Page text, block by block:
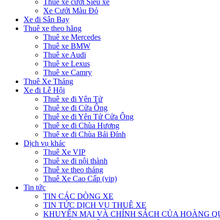
Thuê xe cưới Siêu xe
Xe Cưới Màu Đỏ
Xe đi Sân Bay
Thuê xe theo hãng
Thuê xe Mercedes
Thuê xe BMW
Thuê xe Audi
Thuê xe Lexus
Thuê xe Camry
Thuê Xe Tháng
Xe đi Lễ Hội
Thuê xe đi Yên Tử
Thuê xe đi Cửa Ông
Thuê xe đi Yên Tử Cửa Ông
Thuê xe đi Chùa Hương
Thuê xe đi Chùa Bái Đính
Dịch vụ khác
Thuê Xe VIP
Thuê xe đi nội thành
Thuê xe theo tháng
Thuê Xe Cao Cấp (vip)
Tin tức
TIN CÁC DÒNG XE
TIN TỨC DỊCH VỤ THUÊ XE
KHUYẾN MẠI VÀ CHÍNH SÁCH CỦA HOÀNG